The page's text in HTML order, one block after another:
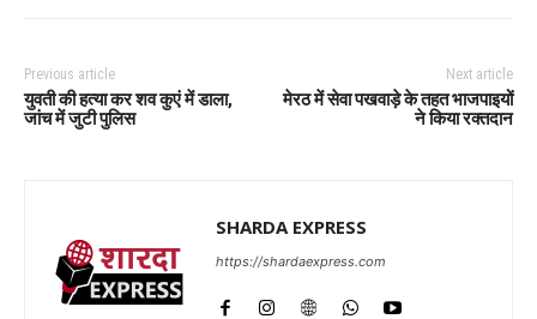
Previous article
युवती की हत्या कर शव कुएं में डाला,
जांच में जुटी पुलिस
Next article
मेरठ में सेवा पखवाड़े के तहत भाजपाइयों
ने किया रक्तदान
SHARDA EXPRESS
https://shardaexpress.com